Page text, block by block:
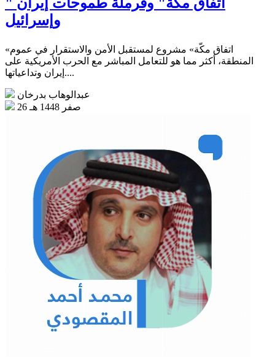
وإسرائيل
«اتفاق مكّة» مشروع لمستقبل الأمن والاستقرار في عموم
المنطقة، أكثر مما هو للتعامل المباشر مع الحرب الأمريكية على
إيران وتداعياتها....
عبدالوهاب بدرخان
26 صفر 1448 هـ